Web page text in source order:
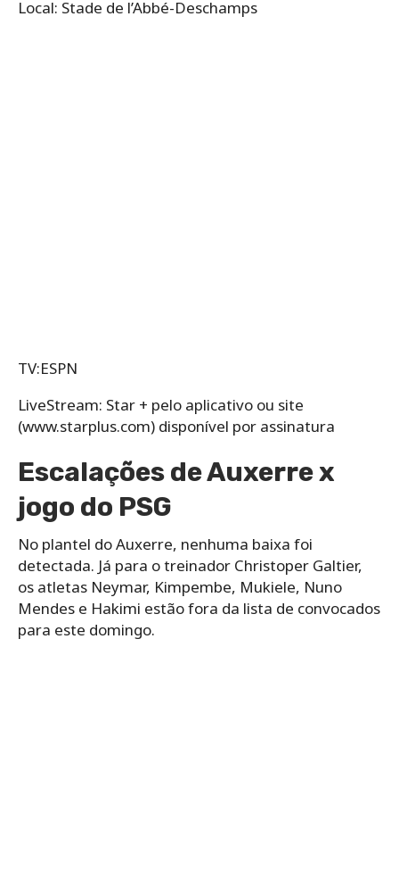
Local: Stade de l’Abbé-Deschamps
TV:ESPN
LiveStream: Star + pelo aplicativo ou site
(www.starplus.com) disponível por assinatura
Escalações de Auxerre x
jogo do PSG
No plantel do Auxerre, nenhuma baixa foi
detectada. Já para o treinador Christoper Galtier,
os atletas Neymar, Kimpembe, Mukiele, Nuno
Mendes e Hakimi estão fora da lista de convocados
para este domingo.